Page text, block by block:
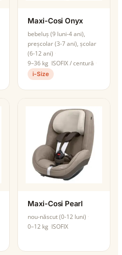
Maxi-Cosi Onyx
bebeluș (9 luni-4 ani),
preșcolar (3-7 ani), școlar
(6-12 ani)
9–36 kg ISOFIX / centură
i-Size
Maxi-Cosi Pearl
nou-născut (0-12 luni)
0–12 kg ISOFIX